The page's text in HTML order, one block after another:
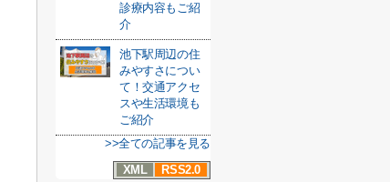
診療内容もご紹
介
池下駅周辺の住
みやすさについ
て！交通アクセ
スや生活環境も
ご紹介
>>全ての記事を見る
XML
RSS2.0